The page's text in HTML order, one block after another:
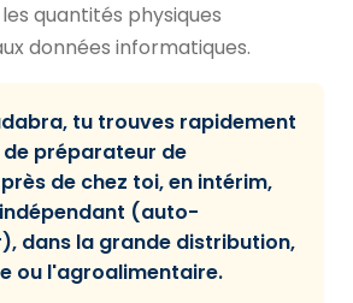
quantités physiques
données informatiques.
tu trouves rapidement
de préparateur de
de chez toi, en intérim,
indépendant (auto-
dans la grande distribution,
ou l'agroalimentaire.